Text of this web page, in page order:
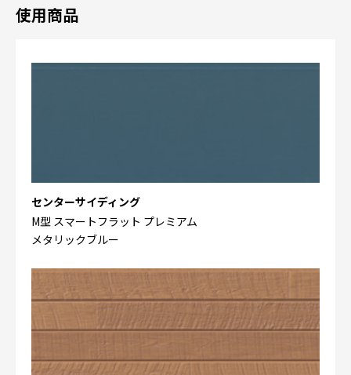
使用商品
センターサイディング
M型 スマートフラット プレミアム
メタリックブルー